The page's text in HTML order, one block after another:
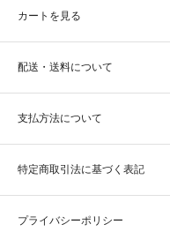
カートを見る
配送・送料について
支払方法について
特定商取引法に基づく表記
プライバシーポリシー